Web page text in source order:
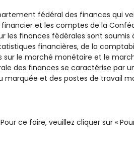
fédéral des finances qui
et les comptes de la
les finances fédérales sont soumis
financières, de la
le marché monétaire et le
des finances se caractérise par
marquée et des postes de travail
ce faire, veuillez cliquer sur «